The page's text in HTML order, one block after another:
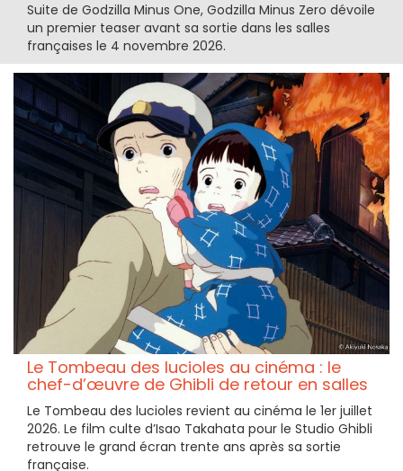
Suite de Godzilla Minus One, Godzilla Minus Zero dévoile
un premier teaser avant sa sortie dans les salles
françaises le 4 novembre 2026.
Le Tombeau des lucioles au cinéma : le
chef-d’œuvre de Ghibli de retour en salles
Le Tombeau des lucioles revient au cinéma le 1er juillet
2026. Le film culte d’Isao Takahata pour le Studio Ghibli
retrouve le grand écran trente ans après sa sortie
française.